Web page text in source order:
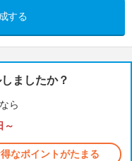
する
ましたか？
ら
～
なポイントがたまる